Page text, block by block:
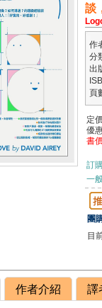
談
作
分
出
頁
定
優
書
訂
一
團
目
作者介紹 譯